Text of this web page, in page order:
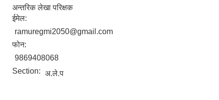
अन्तरिक लेखा परिक्षक
ईमेल:
ramuregmi2050@gmail.com
फोन:
9869408068
Section: अ.ले.प